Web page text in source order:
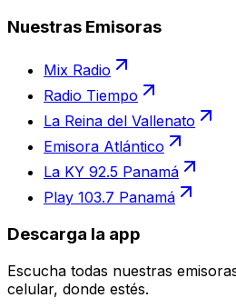
Nuestras Emisoras
Mix Radio
Radio Tiempo
La Reina del Vallenato
Emisora Atlántico
La KY 92.5 Panamá
Play 103.7 Panamá
Descarga la app
Escucha todas nuestras
celular, donde estés.